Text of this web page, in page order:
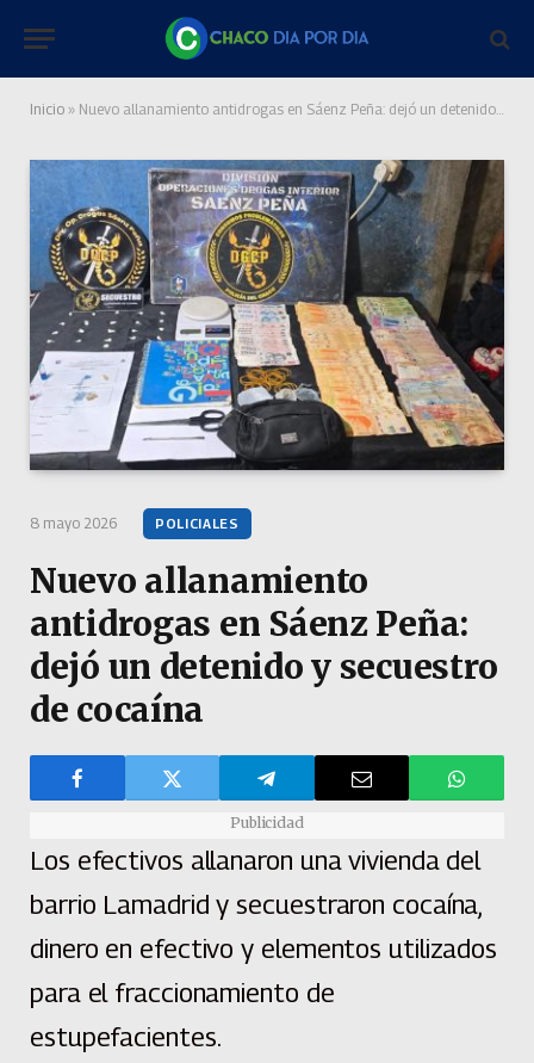
Inicio » Nuevo allanamiento antidrogas en Sáenz Peña: dejó un detenido y secuestro de cocaína
8 mayo 2026 POLICIALES
Nuevo allanamiento
antidrogas en Sáenz Peña:
dejó un detenido y secuestro
de cocaína
Publicidad
Los efectivos allanaron una vivienda del
barrio Lamadrid y secuestraron cocaína,
dinero en efectivo y elementos utilizados
para el fraccionamiento de
estupefacientes.